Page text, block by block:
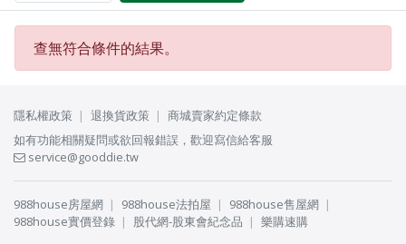
查無符合條件的結果。
隱私權政策 退換貨政策
商城賣家約定條款
如有功能相關疑問或欲回報錯誤，歡迎寫信給客服
service@gooddie.tw
988house房屋網 988house法拍屋
988house售屋網
988house實價登錄
股代網-股東會紀念品
樂購速購